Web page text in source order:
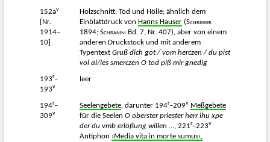
152av
[Nr.
1914–
10]
Holzschnitt: Tod und Hölle; ähnlich dem
Einblattdruck von Hanns Hauser (Schreiber
1894; Schramm Bd. 7, Nr. 407), aber von einem
anderen Druckstock und mit anderem
Typentext Gruß dich got / vom herczen / du pist
vol al/les smerczen O tod piß mir gnedig
193r–
193v
leer
194r–
309v
Seelengebete, darunter 194r–209v Meßgebete
für die Seelen O oberster priester herr ihu xpe
der du vmb erlößung willen …, 221r–223v
Antiphon ›Media vita in morte sumus‹,